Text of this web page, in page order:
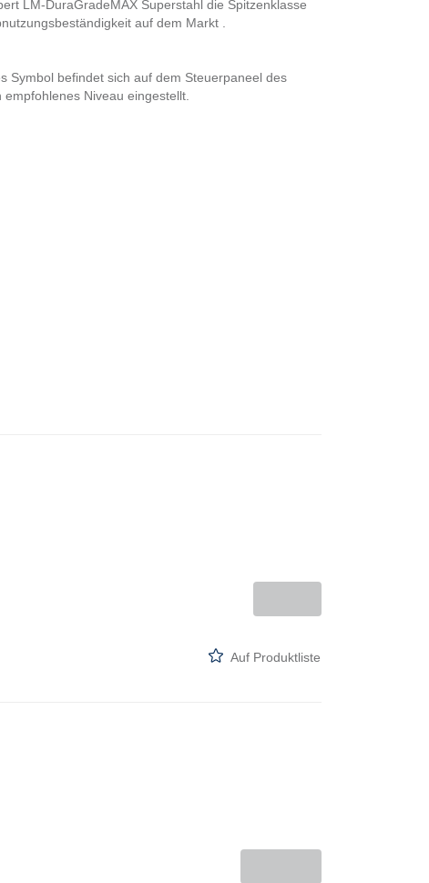
LM-DuraGradeMAX Superstahl die Spitzenklasse
auf dem Markt .
Symbol befindet sich auf dem Steuerpaneel des
Niveau eingestellt.
Auf Produktliste